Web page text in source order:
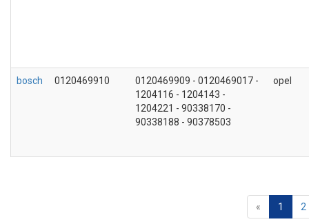
bosch 0120469910
0120469909 - 0120469017 -
1204116 - 1204143 -
1204221 - 90338170 -
90338188 - 90378503
opel
« 1 2